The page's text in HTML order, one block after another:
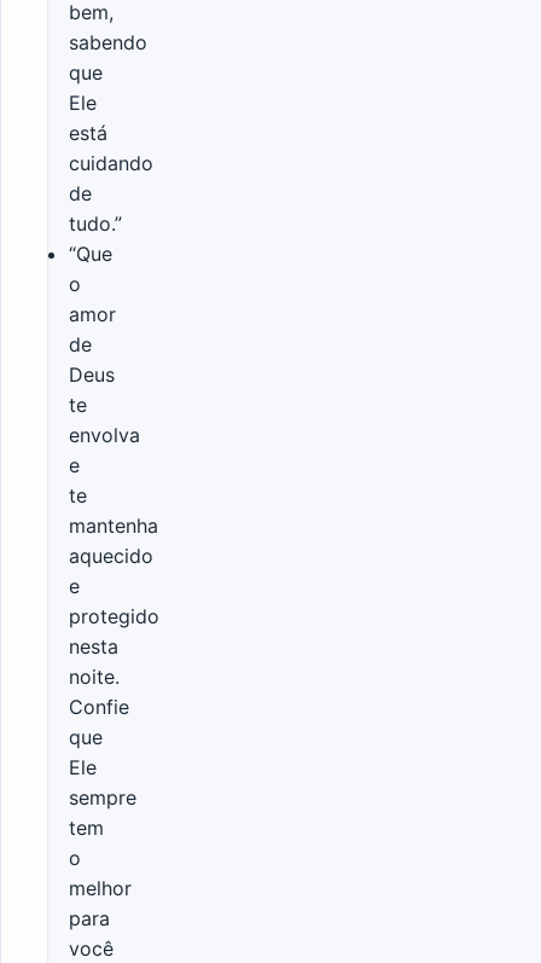
bem,
sabendo
que
Ele
está
cuidando
de
tudo.”
“Que
o
amor
de
Deus
te
envolva
e
te
mantenha
aquecido
e
protegido
nesta
noite.
Confie
que
Ele
sempre
tem
o
melhor
para
você